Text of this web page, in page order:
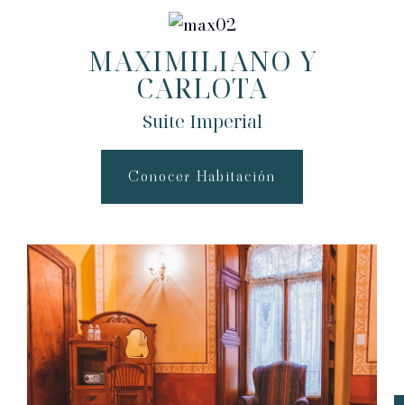
MAXIMILIANO Y
CARLOTA
Suite Imperial
Conocer Habitación